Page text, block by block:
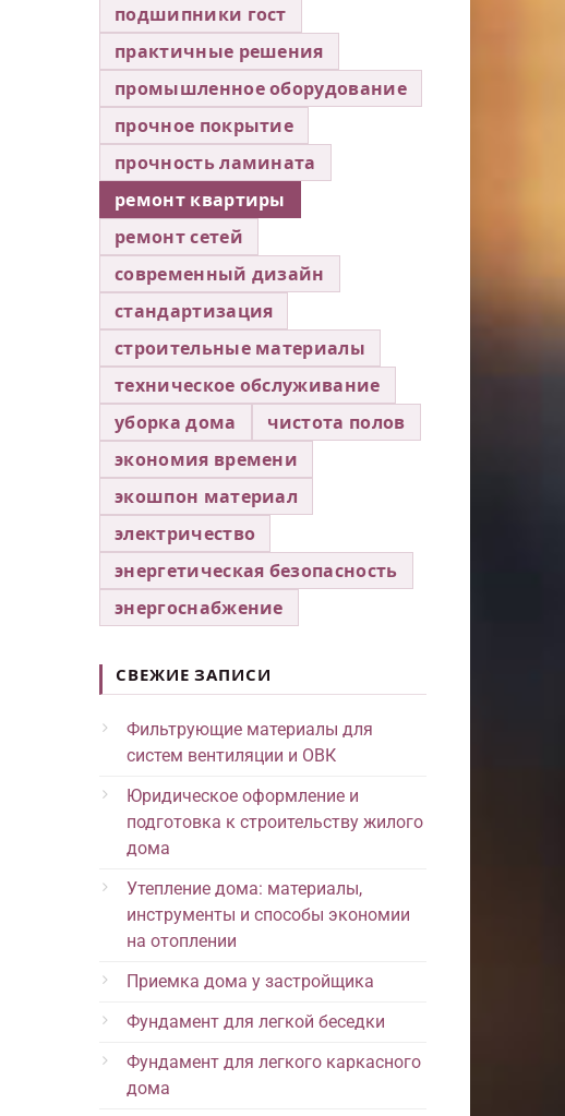
подшипники гост
практичные решения
промышленное оборудование
прочное покрытие
прочность ламината
ремонт квартиры
ремонт сетей
современный дизайн
стандартизация
строительные материалы
техническое обслуживание
уборка дома
чистота полов
экономия времени
экошпон материал
электричество
энергетическая безопасность
энергоснабжение
СВЕЖИЕ ЗАПИСИ
Фильтрующие материалы для
систем вентиляции и ОВК
Юридическое оформление и
подготовка к строительству жилого
дома
Утепление дома: материалы,
инструменты и способы экономии
на отоплении
Приемка дома у застройщика
Фундамент для легкой беседки
Фундамент для легкого каркасного
дома